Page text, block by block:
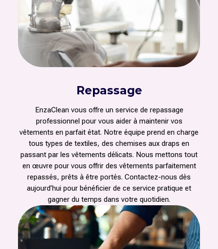
Repassage
EnzaClean vous offre un service de repassage
professionnel pour vous aider à maintenir vos
vêtements en parfait état. Notre équipe prend en charge
tous types de textiles, des chemises aux draps en
passant par les vêtements délicats. Nous mettons tout
en œuvre pour vous offrir des vêtements parfaitement
repassés, prêts à être portés. Contactez-nous dès
aujourd’hui pour bénéficier de ce service pratique et
gagner du temps dans votre quotidien.